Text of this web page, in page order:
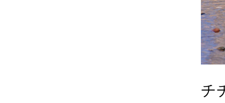
チ